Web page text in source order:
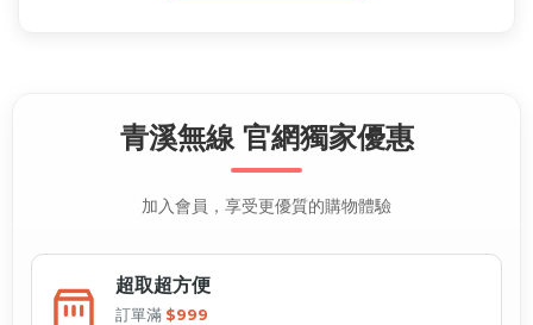
青溪無線 官網獨家優惠
加入會員，享受更優質的購物體驗
超取超方便
訂單滿 $999